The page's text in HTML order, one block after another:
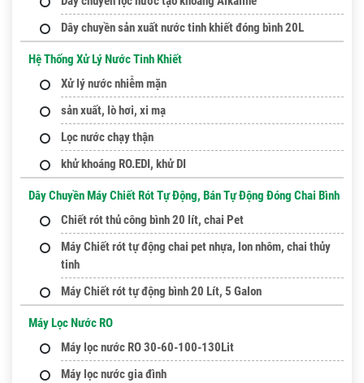
Dây chuyền sản xuất nước tinh khiết đóng bình 20L
Hệ Thống Xử Lý Nước Tinh Khiết
Xử lý nước nhiễm mặn
sản xuất, lò hơi, xi mạ
Lọc nước chạy thận
khử khoáng RO.EDI, khử DI
Dây Chuyền Máy Chiết Rót Tự Động, Bán Tự Động Đóng Chai Bình
Chiết rót thủ công bình 20 lít, chai Pet
Máy Chiết rót tự động chai pet nhựa, lon nhôm, chai thủy
tinh
Máy Chiết rót tự động bình 20 Lít, 5 Galon
Máy Lọc Nước RO
Máy lọc nước RO 30-60-100-130Lit
Máy lọc nước gia đình